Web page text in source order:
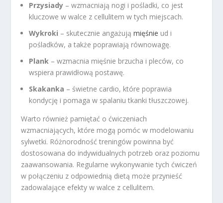
Przysiady – wzmacniają nogi i pośladki, co jest
kluczowe w walce z cellulitem w tych miejscach.
Wykroki – skutecznie angażująmięśnie ud i
pośladków, a także poprawiają równowagę.
Plank – wzmacnia mięśnie brzucha i pleców, co
wspiera prawidłową postawę.
Skakanka – świetne cardio, które poprawia
kondycję i pomaga w spalaniu tkanki tłuszczowej.
Warto również pamiętać o ćwiczeniach
wzmacniających, które mogą pomóc w modelowaniu
sylwetki. Różnorodność treningów powinna być
dostosowana do indywidualnych potrzeb oraz poziomu
zaawansowania. Regularne wykonywanie tych ćwiczeń
w połączeniu z odpowiednią dietą może przynieść
zadowalające efekty w walce z cellulitem.